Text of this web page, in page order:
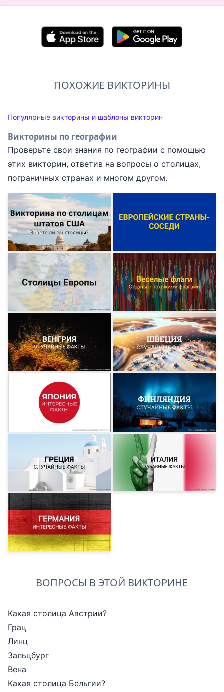
ПОХОЖИЕ ВИКТОРИНЫ
Популярные викторины и шаблоны викторин
Викторины по географии
Проверьте свои знания по географии с помощью
этих викторин, ответив на вопросы о столицах,
пограничных странах и многом другом.
ВОПРОСЫ В ЭТОЙ ВИКТОРИНЕ
Какая столица Австрии?
Грац
Линц
Зальцбург
Вена
Какая столица Бельгии?